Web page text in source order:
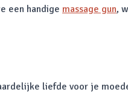
een handige massage gun,
liefde voor je